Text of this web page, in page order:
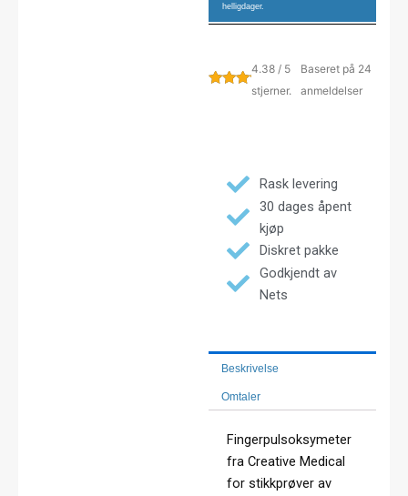
helligdager.
4.38 / 5
stjerner.
Baseret på 24
anmeldelser
Rask levering
30 dages åpent
kjøp
Diskret pakke
Godkjendt av
Nets
Beskrivelse
Omtaler
Fingerpulsoksymeter
fra Creative Medical
for stikkprøver av